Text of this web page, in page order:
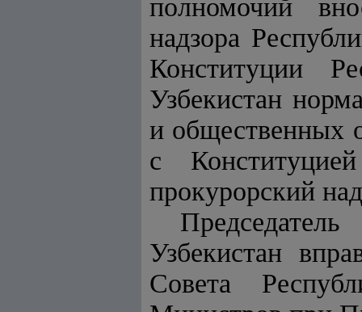
полномочий
надзора
Конституции
Узбекистан
и общественных
с
прокурорский
Узбекистан
Совета